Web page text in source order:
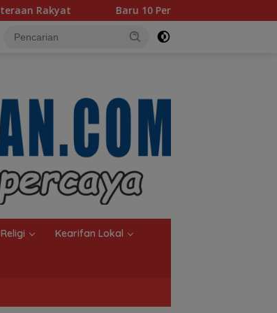
Baru 10 Persen, Aktivasi IKD Banjarmasin Didorong
Religi Kearifan Lokal